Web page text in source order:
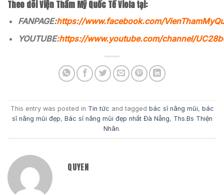
Theo dõi Viện Thẩm Mỹ Quốc Tế Viola tại:
FANPAGE:https://www.facebook.com/
YOUTUBE:https://www.youtube.com/channel/
This entry was posted in Tin tức and tagged bác sĩ nâng mũi, bác
sĩ nâng mũi đẹp, Bác sĩ nâng mũi đẹp nhất Đà Nẵng, Ths.Bs Thiện
Nhân.
QUYEN